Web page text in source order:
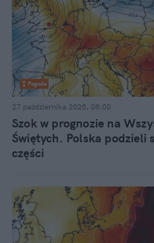
Pogoda
27 października 2025, 08:00
Szok w prognozie na
Świętych. Polska podzieli
części